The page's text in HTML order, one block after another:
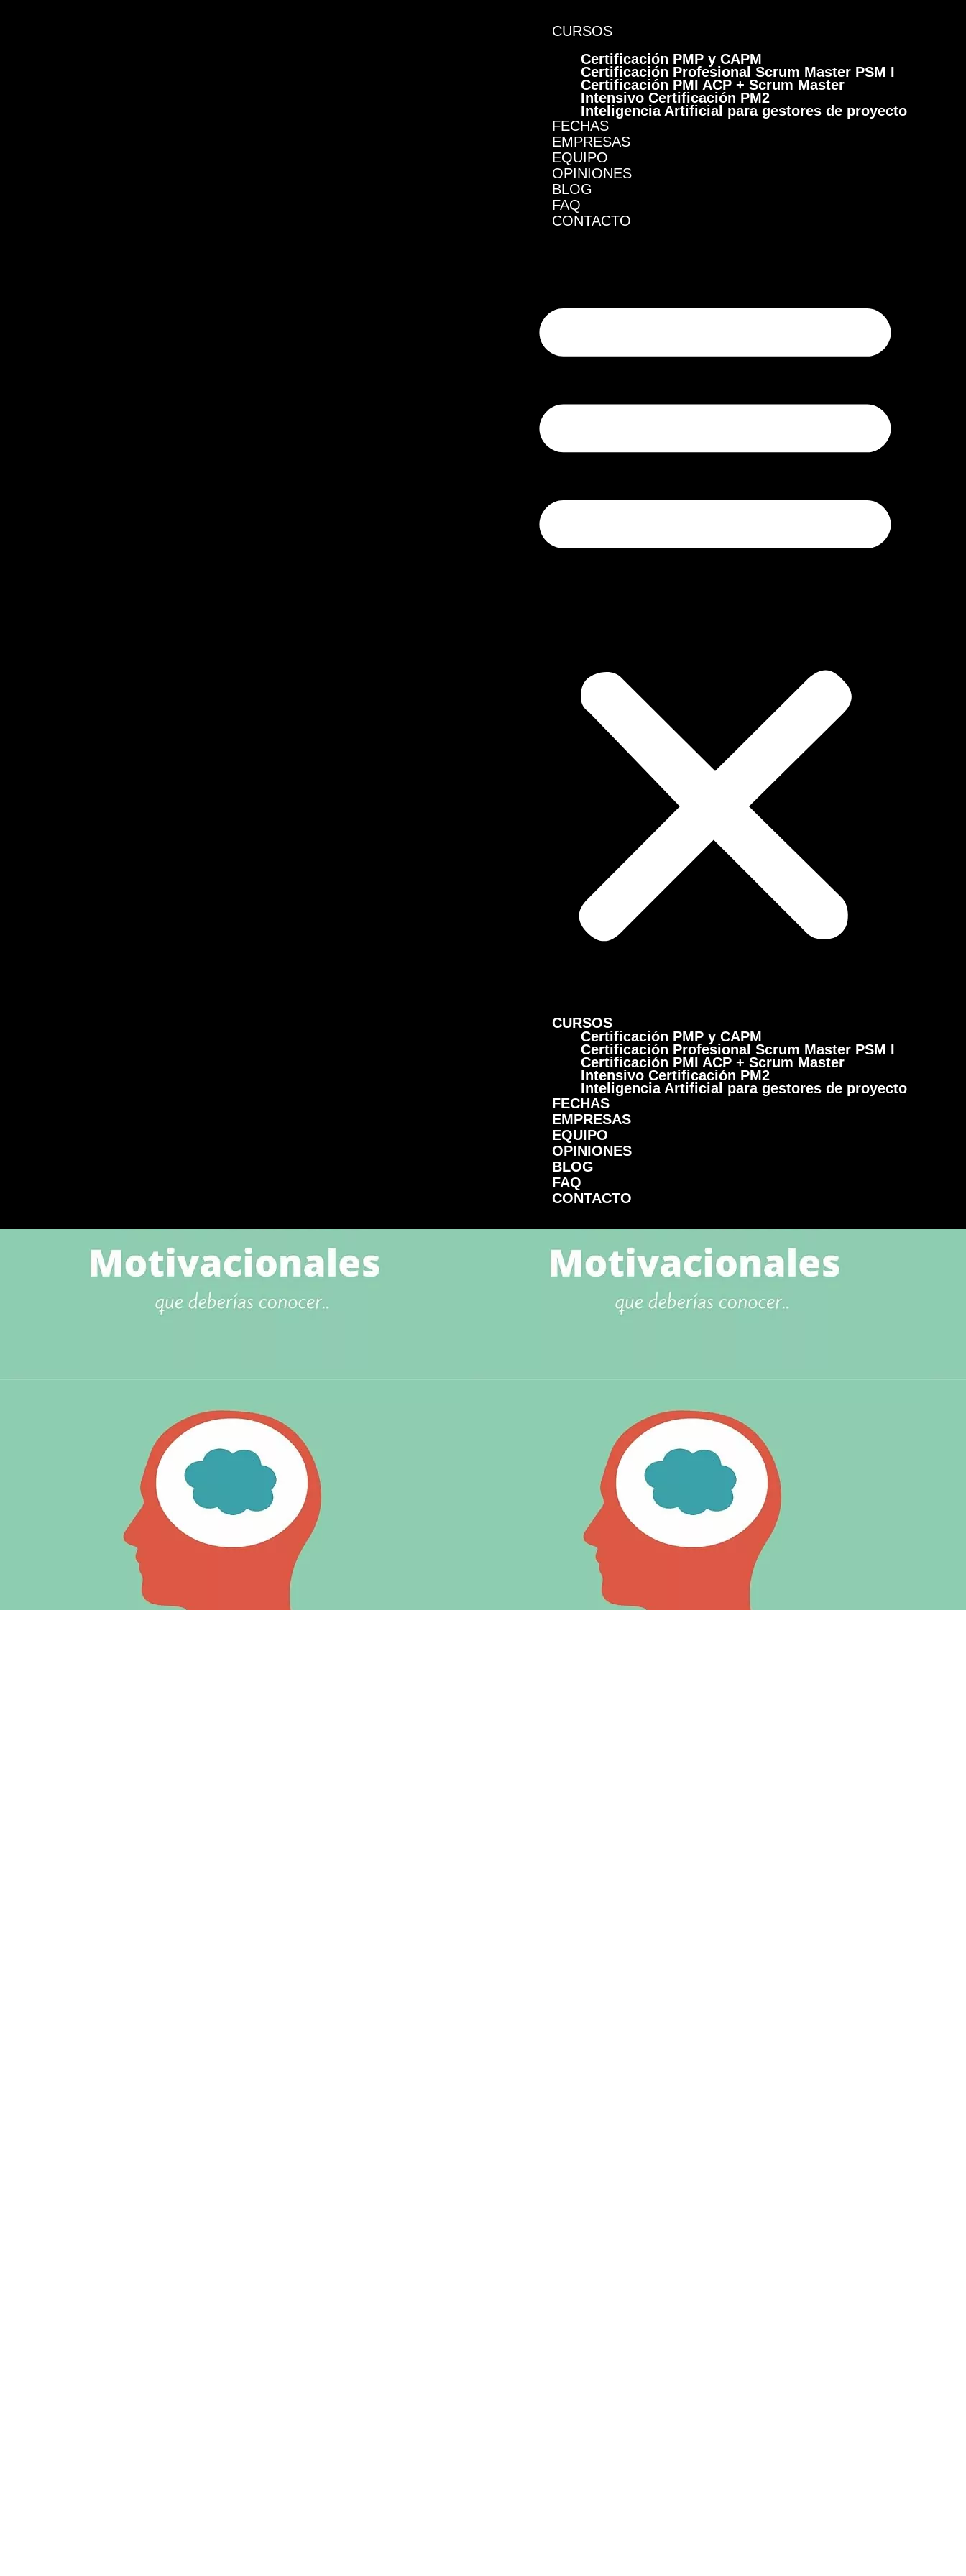
CURSOS
Certificación PMP y CAPM
Certificación Profesional Scrum Master PSM I
Certificación PMI ACP + Scrum Master
Intensivo Certificación PM2
Inteligencia Artificial para gestores de proyecto
FECHAS
EMPRESAS
EQUIPO
OPINIONES
BLOG
FAQ
CONTACTO
CURSOS
Certificación PMP y CAPM
Certificación Profesional Scrum Master PSM I
Certificación PMI ACP + Scrum Master
Intensivo Certificación PM2
Inteligencia Artificial para gestores de proyecto
FECHAS
EMPRESAS
EQUIPO
OPINIONES
BLOG
FAQ
CONTACTO